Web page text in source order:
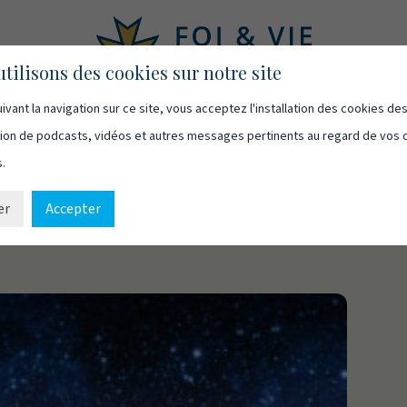
Vidéos Qui sommes-nous Ressources
le bon diagnostic
des cookies sur notre site
la navigation sur ce site, vous acceptez l'installation des cookies
de podcasts, vidéos et autres messages pertinents au regard de vos
Accepter